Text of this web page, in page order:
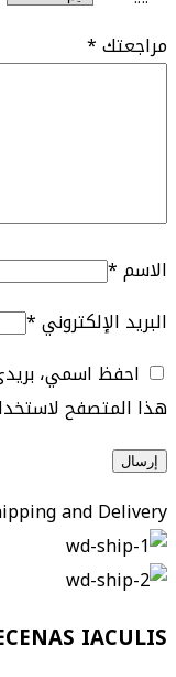
مراجعتك*
الاسم*
البريد الإلكتروني*
احفظ اسمي،
هذا المتصفح
and Delivery
IACULIS